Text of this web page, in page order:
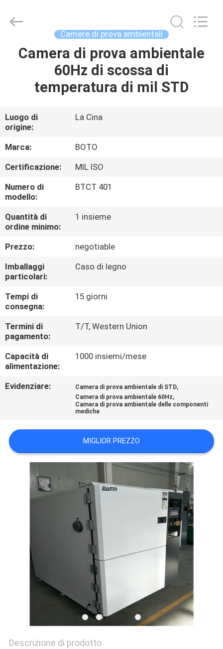
CASA
PRODOTTI
CIRCA
NOI
GIRO
DELLA
FABBRICA
CONTROLLO
DI
QUALITÀ
CONTATTICI
RICHIEDA
CITAZIONE
MAPPA
SITO
POLITICA
SULLA
PRIVACY
GROUP
LTD.
Camere di prova ambientali
Camera di prova ambientale
60Hz di scossa di
temperatura di mil STD
Luogo di
origine:
La Cina
Marca:
BOTO
Certificazione:
MIL ISO
Numero di
modello:
BTCT 401
Quantità di
ordine minimo:
1 insieme
Prezzo:
negotiable
Imballaggi
particolari:
Caso di legno
Tempi di
consegna:
15 giorni
Termini di
pagamento:
T/T, Western Union
Capacità di
alimentazione:
1000 insiemi/mese
Evidenziare: Camera di prova ambientale di STD,
Camera di prova ambientale 60Hz,
Camera di prova ambientale delle componenti
mediche
MIGLIOR PREZZO
Descrizione di prodotto